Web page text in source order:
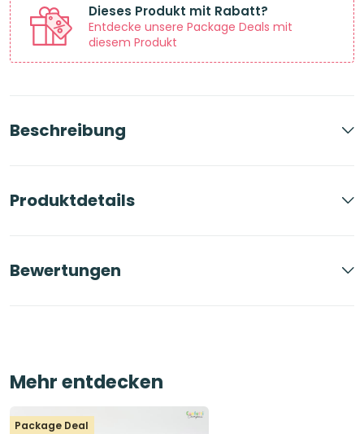
Dieses Produkt mit Rabatt?
Entdecke unsere Package Deals mit
diesem Produkt
Beschreibung
Produktdetails
Bewertungen
Mehr entdecken
Package Deal